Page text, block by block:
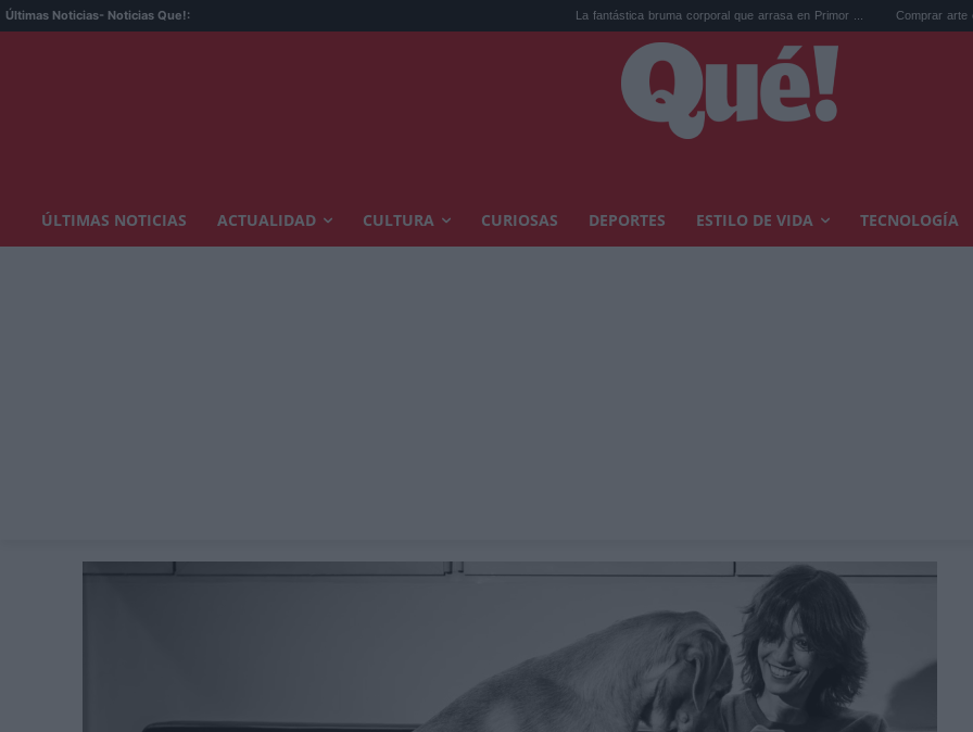
Últimas Noticias- Noticias Que!: La fantástica bruma corporal que arrasa en Primor ... Comprar arte en subasta: así
ÚLTIMAS NOTICIAS ACTUALIDAD CULTURA CURIOSAS DEPORTES ESTILO DE VIDA TECNOLOGÍA